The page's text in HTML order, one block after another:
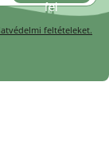
feltételeket.